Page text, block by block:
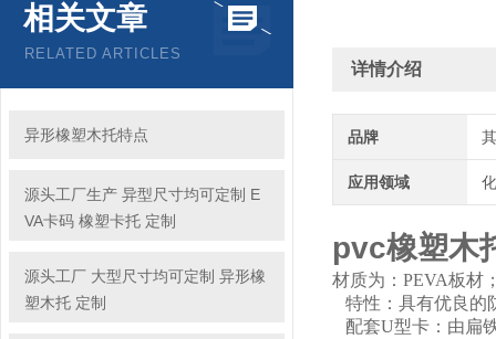
相关文章
RELATED ARTICLES
异形橡塑木托特点
源头工厂生产 异型尺寸均可定制 E
VA卡码 橡塑卡托 定制
源头工厂 大型尺寸均可定制 异形橡
塑木托 定制
详情介绍
品牌
应用领域
pvc橡塑木
材质为：PEVA板材
特性：具有优良的
配套U型卡：由扁